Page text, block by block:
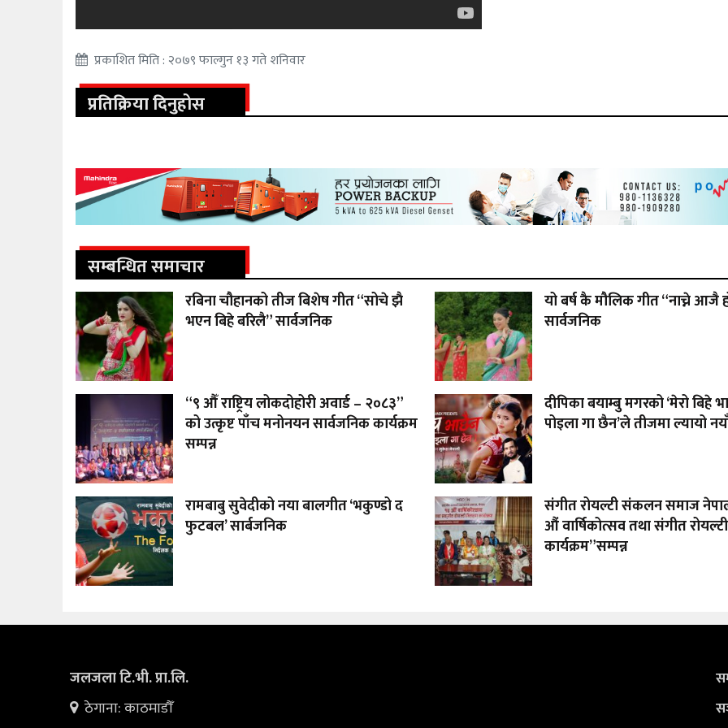
प्रकाशित मिति : २०७९ फाल्गुन १३ गते शनिवार
प्रतिक्रिया दिनुहोस
सम्बन्धित समाचार
रबिना चौहानको तीज बिशेष गीत “सोचे झै
भएन बिहे बरिलै” सार्वजनिक
यो बर्ष कै मौलिक गीत “नाच्ने आजै
सार्वजनिक
“९ औँ राष्ट्रिय लोकदोहोरी अवार्ड – २०८३”
को उत्कृष्ट पाँच मनोनयन सार्वजनिक कार्यक्रम
सम्पन्न
दीपिका बयाम्बु मगरको ‘मेरो बिहे
पोइला गा छैन’ले तीजमा ल्यायो
रामबाबु सुवेदीको नया बालगीत ‘भकुण्डो द
फुटबल’ सार्बजनिक
संगीत रोयल्टी संकलन समाज
औं वार्षिकोत्सव तथा संगीत
कार्यक्रम”सम्पन्न
जलजला टि.भी. प्रा.लि.
ठेगाना: काठमाडौँ